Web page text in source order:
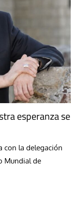
esperanza se
con la delegación
Mundial de